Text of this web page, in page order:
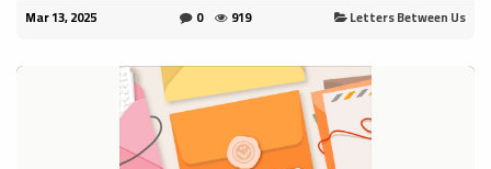
Mar 13, 2025 0 919 Letters Between Us